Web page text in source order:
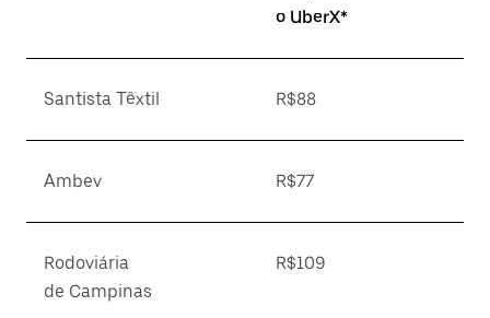
o UberX*
Santista Têxtil R$88
Ambev R$77
Rodoviária
de Campinas
R$109